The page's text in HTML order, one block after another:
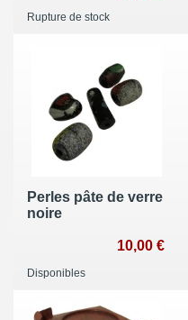
Rupture de stock
Perles pâte de verre
noire
10,00 €
Disponibles